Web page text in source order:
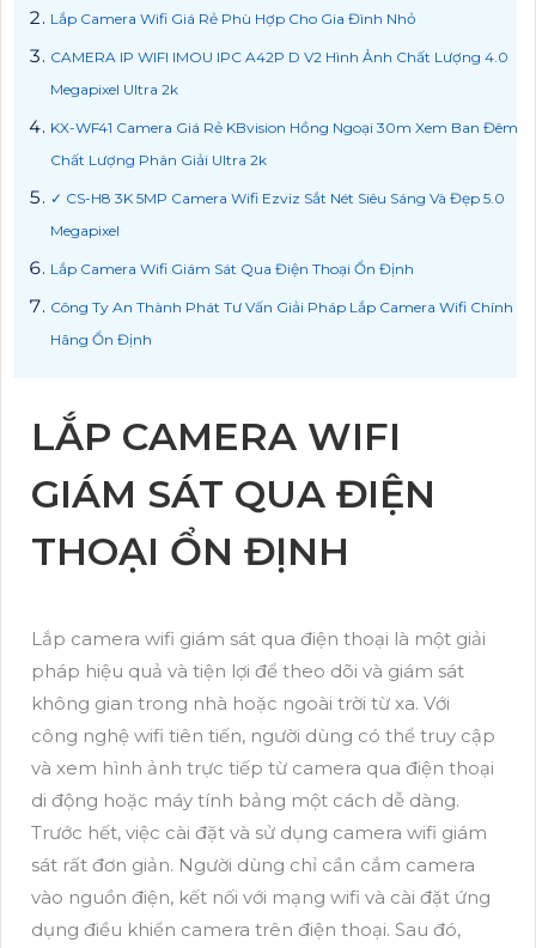
Lắp Camera Wifi Giá Rẻ Phù Hợp Cho Gia Đình Nhỏ
CAMERA IP WIFI IMOU IPC A42P D V2 Hình Ảnh Chất Lượng 4.0
Megapixel Ultra 2k
KX-WF41 Camera Giá Rẻ KBvision Hồng Ngoại 30m Xem Ban Đêm
Chất Lượng Phân Giải Ultra 2k
✓ CS-H8 3K 5MP Camera Wifi Ezviz Sắt Nét Siêu Sáng Và Đẹp 5.0
Megapixel
Lắp Camera Wifi Giám Sát Qua Điện Thoại Ổn Định
Công Ty An Thành Phát Tư Vấn Giải Pháp Lắp Camera Wifi Chính
Hãng Ổn Định
LẮP CAMERA WIFI
GIÁM SÁT QUA ĐIỆN
THOẠI ỔN ĐỊNH
Lắp camera wifi giám sát qua điện thoại là một giải
pháp hiệu quả và tiện lợi để theo dõi và giám sát
không gian trong nhà hoặc ngoài trời từ xa. Với
công nghệ wifi tiên tiến, người dùng có thể truy cập
và xem hình ảnh trực tiếp từ camera qua điện thoại
di động hoặc máy tính bảng một cách dễ dàng.
Trước hết, việc cài đặt và sử dụng camera wifi giám
sát rất đơn giản. Người dùng chỉ cần cắm camera
vào nguồn điện, kết nối với mạng wifi và cài đặt ứng
dụng điều khiển camera trên điện thoại. Sau đó,